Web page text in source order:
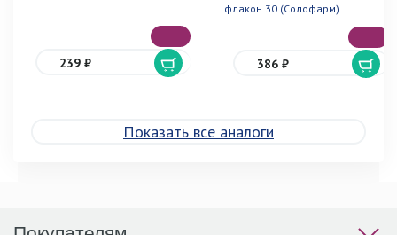
239 ₽
флакон 30 (Солофарм)
386 ₽
Показать все аналоги